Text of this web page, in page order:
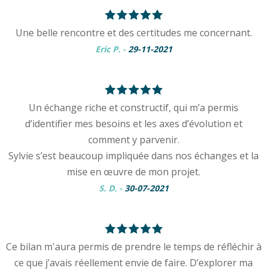
Une belle rencontre et des certitudes me concernant.
Eric P. - 29-11-2021
Un échange riche et constructif, qui m’a permis
d’identifier mes besoins et les axes d’évolution et
comment y parvenir.
Sylvie s’est beaucoup impliquée dans nos échanges et la
mise en œuvre de mon projet.
S. D. - 30-07-2021
Ce bilan m'aura permis de prendre le temps de réfléchir à
ce que j’avais réellement envie de faire. D’explorer ma